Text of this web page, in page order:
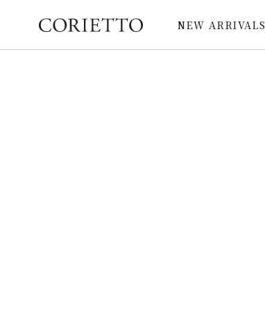
NEW ARRIVALS